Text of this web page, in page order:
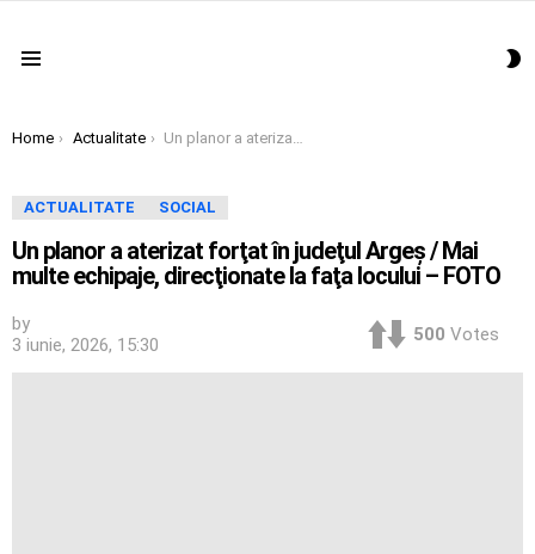
You are here:
Home Actualitate Un planor a aterizat forţat în judeţul Argeş / Mai multe echipaje, direcţionate la faţa locului – FOTO
ACTUALITATE SOCIAL
Un planor a aterizat forţat în judeţul Argeş / Mai
multe echipaje, direcţionate la faţa locului – FOTO
by
3 iunie, 2026, 15:30
500 Votes